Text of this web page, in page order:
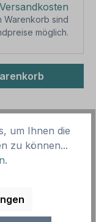
Warenkorb sind
möglich.
oder
um Ihnen die
zu können...
.